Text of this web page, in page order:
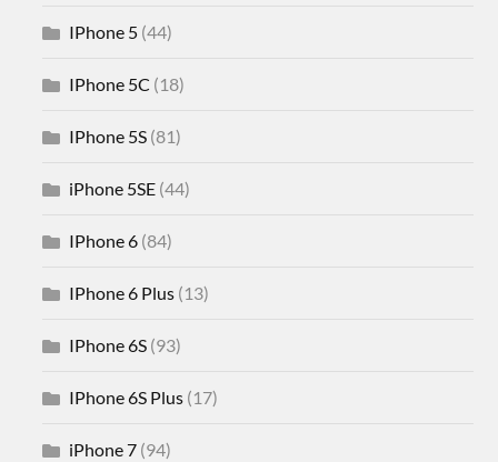
IPhone 5 (44)
IPhone 5C (18)
IPhone 5S (81)
iPhone 5SE (44)
IPhone 6 (84)
IPhone 6 Plus (13)
IPhone 6S (93)
IPhone 6S Plus (17)
iPhone 7 (94)